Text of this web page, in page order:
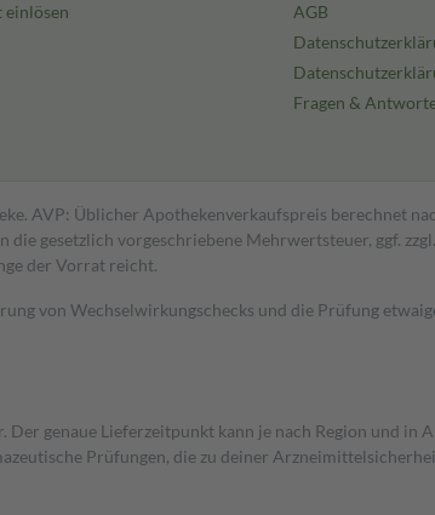
einlösen
AGB
Fragen &
AVP: Üblicher Apothekenverkaufspreis berechnet
gesetzlich vorgeschriebene Mehrwertsteuer, ggf.
der Vorrat reicht.
von Wechselwirkungschecks und die Prüfung
genaue Lieferzeitpunkt kann je nach Region und in
Prüfungen, die zu deiner